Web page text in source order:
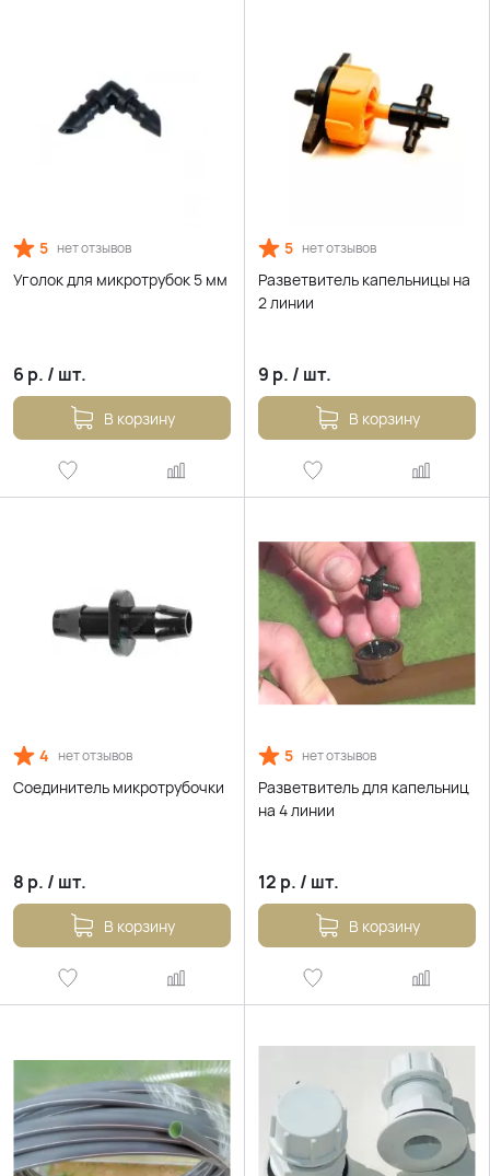
5 нет отзывов
Уголок для микротрубок 5 мм
6 р. / шт.
В корзину
5 нет отзывов
Разветвитель капельницы на
2 линии
9 р. / шт.
В корзину
4 нет отзывов
Соединитель микротрубочки
8 р. / шт.
В корзину
5 нет отзывов
Разветвитель для капельниц
на 4 линии
12 р. / шт.
В корзину